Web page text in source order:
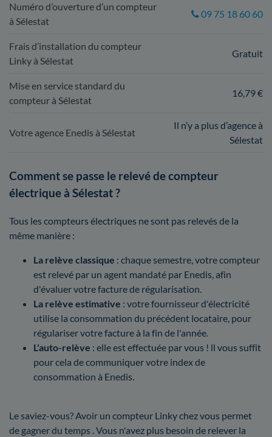
Numéro d’ouverture d’un compteur
à Sélestat
09 75 18 60 60
Frais d’installation du compteur
Linky à Sélestat
Gratuit
Mise en service standard du
compteur à Sélestat
16,79 €
Votre agence Enedis à Sélestat
Il n’y a plus d’agence à
Sélestat
Comment se passe le relevé de compteur
électrique à Sélestat ?
Tous les compteurs électriques ne sont pas relevés de la
même manière :
La relève classique : chaque semestre, votre compteur
est relevé par un agent mandaté par Enedis, afin
d'évaluer votre facture de régularisation.
La relève estimative : votre fournisseur d'électricité
utilise la consommation du précédent locataire, pour
régulariser votre facture à la fin de l'année.
L'auto-relève : elle est effectuée par vous ! ll vous suffit
pour cela de communiquer votre index de
consommation à Enedis.
Le saviez-vous? Avoir un compteur Linky chez vous permet
de gagner du temps . Vous n'avez plus besoin de relever la